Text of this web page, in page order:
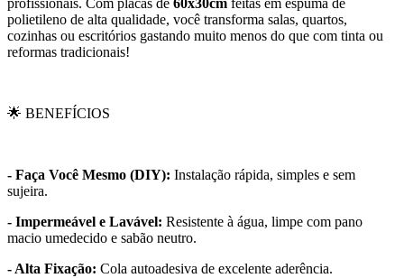
profissionais. Com placas de 60x30cm feitas em espuma de
polietileno de alta qualidade, você transforma salas, quartos,
cozinhas ou escritórios gastando muito menos do que com tinta ou
reformas tradicionais!
🌟 BENEFÍCIOS
- Faça Você Mesmo (DIY): Instalação rápida, simples e sem
sujeira.
- Impermeável e Lavável: Resistente à água, limpe com pano
macio umedecido e sabão neutro.
- Alta Fixação: Cola autoadesiva de excelente aderência.